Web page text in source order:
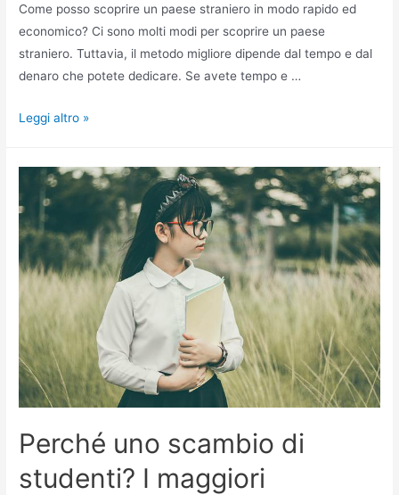
Come posso scoprire un paese straniero in modo rapido ed
economico? Ci sono molti modi per scoprire un paese
straniero. Tuttavia, il metodo migliore dipende dal tempo e dal
denaro che potete dedicare. Se avete tempo e …
Come
paese
affascinante
anche
un
budget
ridotto
Leggi altro »
Perché uno scambio di
studenti? I maggiori